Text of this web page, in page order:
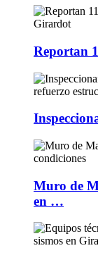
Reportan
Muro de
en …